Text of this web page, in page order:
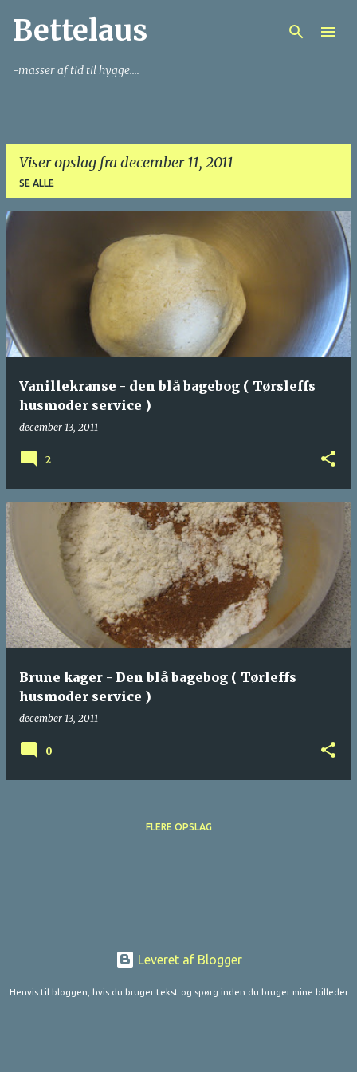
Bettelaus
-masser af tid til hygge....
Viser opslag fra december 11, 2011
SE ALLE
a
g
Vanillekranse - den blå bagebog ( Tørsleffs
husmoder service )
december 13, 2011
2
Brune kager - Den blå bagebog ( Tørleffs
husmoder service )
december 13, 2011
0
FLERE OPSLAG
Leveret af Blogger
Henvis til bloggen, hvis du bruger tekst og spørg inden du bruger mine billeder